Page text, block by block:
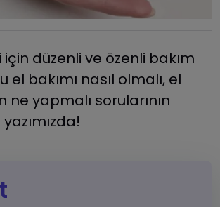
için düzenli ve özenli bakım
el bakımı nasıl olmalı, el
ne yapmalı sorularının